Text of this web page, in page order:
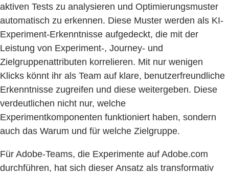
aktiven Tests zu analysieren und Optimierungsmuster
automatisch zu erkennen. Diese Muster werden als KI-
Experiment-Erkenntnisse aufgedeckt, die mit der
Leistung von Experiment-, Journey- und
Zielgruppenattributen korrelieren. Mit nur wenigen
Klicks könnt ihr als Team auf klare, benutzerfreundliche
Erkenntnisse zugreifen und diese weitergeben. Diese
verdeutlichen nicht nur, welche
Experimentkomponenten funktioniert haben, sondern
auch das Warum und für welche Zielgruppe.
Für Adobe-Teams, die Experimente auf Adobe.com
durchführen, hat sich dieser Ansatz als transformativ